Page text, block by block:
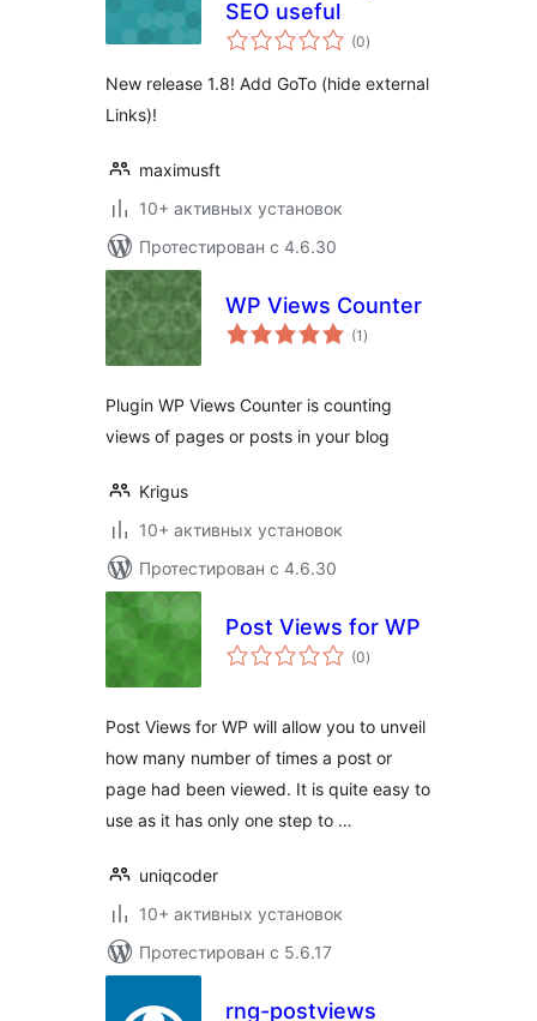
SEO useful
(0общий
рейтинг
)
New release 1.8! Add GoTo (hide external
Links)!
maximusft
10+ активных установок
Протестирован с 4.6.30
WP Views Counter
(1 общий
рейтинг
)
Plugin WP Views Counter is counting
views of pages or posts in your blog
Krigus
10+ активных установок
Протестирован с 4.6.30
Post Views for WP
(0общий
рейтинг
)
Post Views for WP will allow you to unveil
how many number of times a post or
page had been viewed. It is quite easy to
use as it has only one step to …
uniqcoder
10+ активных установок
Протестирован с 5.6.17
rng-postviews